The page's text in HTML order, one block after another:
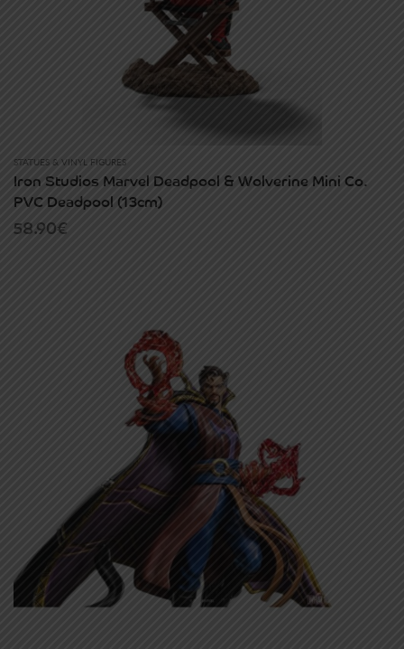
STATUES & VINYL FIGURES
Iron Studios Marvel Deadpool & Wolverine Mini Co.
PVC Deadpool (13cm)
58.90€